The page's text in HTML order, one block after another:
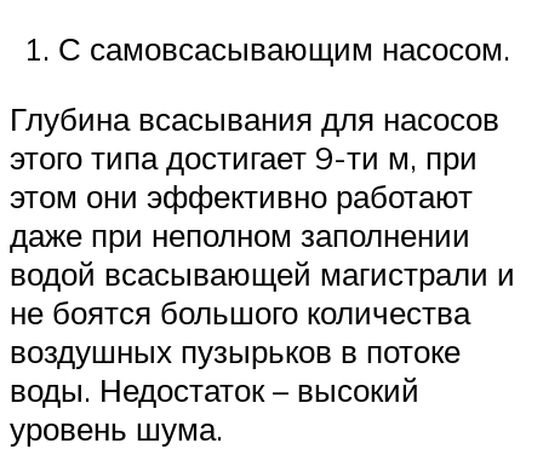
С самовсасывающим насосом.
Глубина всасывания для насосов
этого типа достигает 9-ти м, при
этом они эффективно работают
даже при неполном заполнении
водой всасывающей магистрали и
не боятся большого количества
воздушных пузырьков в потоке
воды. Недостаток – высокий
уровень шума.